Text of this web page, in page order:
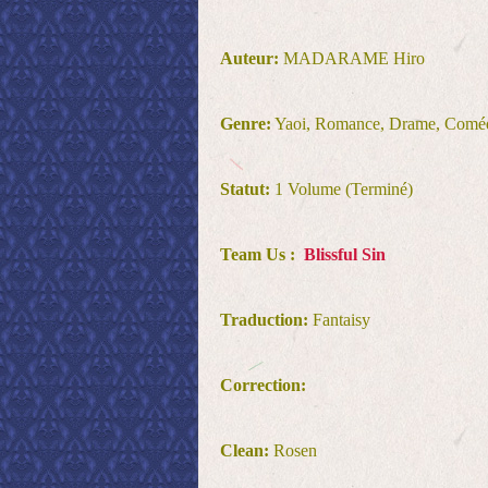
Auteur: MADARAME Hiro
Genre: Yaoi, Romance, Drame,
Statut: 1 Volume (Terminé)
Team Us : Blissful Sin
Traduction: Fantaisy
Correction:
Clean: Rosen